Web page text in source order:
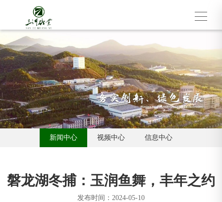
新闻中心 视频中心 信息中心
磐龙湖冬捕：玉润鱼舞，丰年之约
发布时间：2024-05-10